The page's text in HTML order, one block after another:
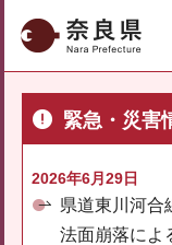
奈良県
緊急・災害
2026年6月29日
県道東川河合
法面崩落によ